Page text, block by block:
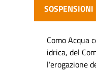
SOSPENSIONI
Como Acqua
idrica, del
l’erogazione